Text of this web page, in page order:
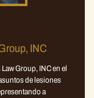
INC
Group, INC en el
de lesiones
a